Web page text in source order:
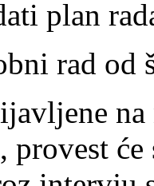
plan
rad od
provest